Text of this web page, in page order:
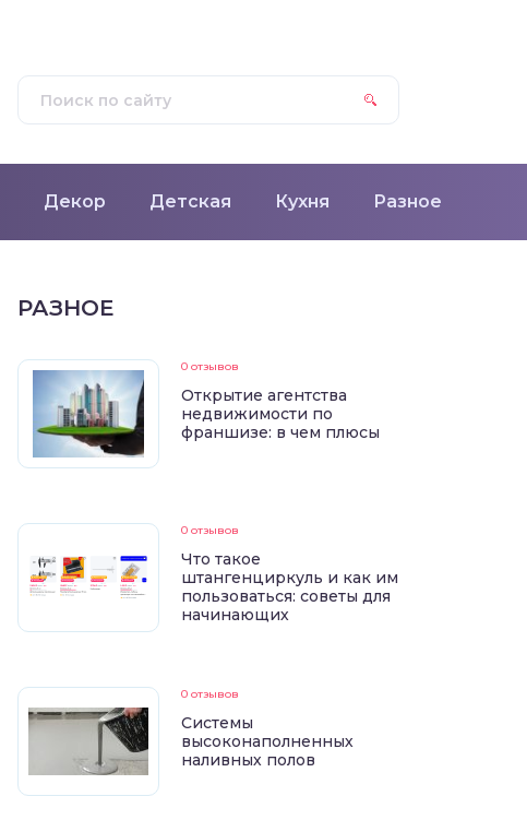
Декор Детская Кухня Разное
РАЗНОЕ
0 отзывов
Открытие агентства
недвижимости по
франшизе: в чем плюсы
0 отзывов
Что такое
штангенциркуль и как им
пользоваться: советы для
начинающих
0 отзывов
Системы
высоконаполненных
наливных полов